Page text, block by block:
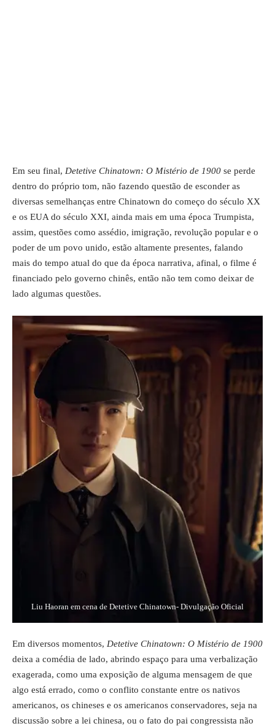
Em seu final, Detetive Chinatown: O Mistério de 1900 se perde
dentro do próprio tom, não fazendo questão de esconder as
diversas semelhanças entre Chinatown do começo do século XX
e os EUA do século XXI, ainda mais em uma época Trumpista,
assim, questões como assédio, imigração, revolução popular e o
poder de um povo unido, estão altamente presentes, falando
mais do tempo atual do que da época narrativa, afinal, o filme é
financiado pelo governo chinês, então não tem como deixar de
lado algumas questões.
Liu Haoran em cena de Detetive Chinatown- Divulgação Oficial
Em diversos momentos, Detetive Chinatown: O Mistério de 1900
deixa a comédia de lado, abrindo espaço para uma verbalização
exagerada, como uma exposição de alguma mensagem de que
algo está errado, como o conflito constante entre os nativos
americanos, os chineses e os americanos conservadores, seja na
discussão sobre a lei chinesa, ou o fato do pai congressista não